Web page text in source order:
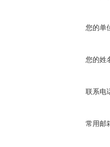
您的单
您的姓
联系电
常用邮